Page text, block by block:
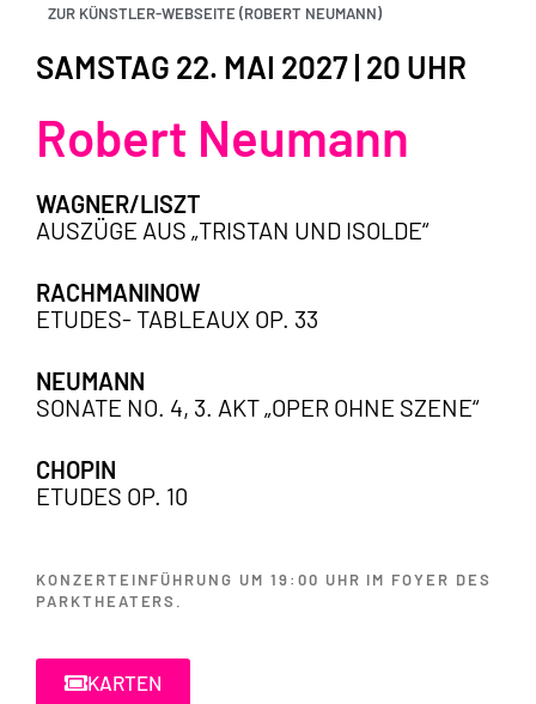
ZUR KÜNSTLER-WEBSEITE (ROBERT NEUMANN)
SAMSTAG 22. MAI 2027 | 20 UHR
Robert Neumann
WAGNER/LISZT
AUSZÜGE AUS „TRISTAN UND ISOLDE“
RACHMANINOW
ETUDES- TABLEAUX OP. 33
NEUMANN
SONATE NO. 4, 3. AKT „OPER OHNE SZENE“
CHOPIN
ETUDES OP. 10
KONZERTEINFÜHRUNG UM 19:00 UHR IM FOYER DES
PARKTHEATERS.
KARTEN